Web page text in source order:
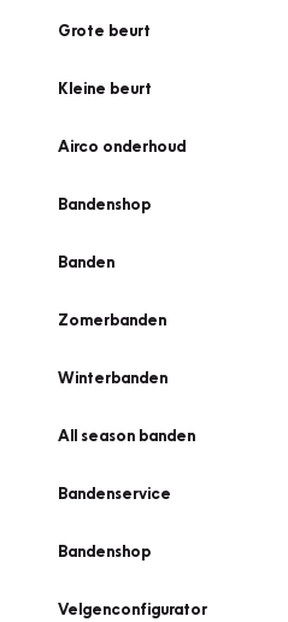
Grote beurt
Kleine beurt
Airco onderhoud
Bandenshop
Banden
Zomerbanden
Winterbanden
All season banden
Bandenservice
Bandenshop
Velgenconfigurator